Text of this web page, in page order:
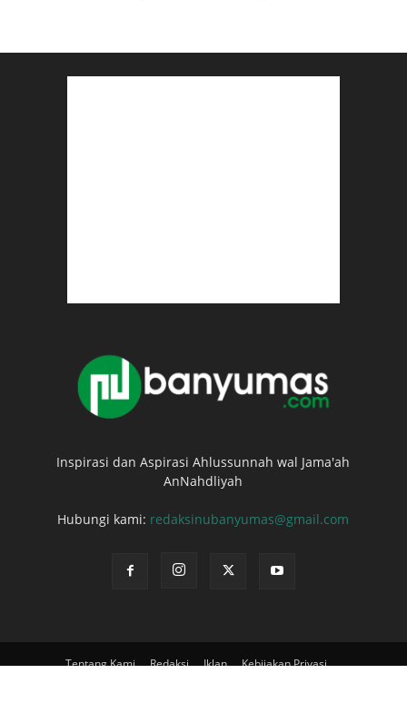
Inspirasi dan Aspirasi Ahlussunnah wal Jama'ah
AnNahdliyah
Hubungi kami: redaksinubanyumas@gmail.com
Tentang Kami Redaksi Iklan
Kebijakan Privasi